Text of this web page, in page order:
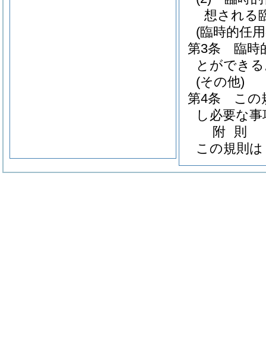
想される
(臨時的任
第3条
臨時
とができ
(その他)
第4条
この
し必要な
附 則
この規則